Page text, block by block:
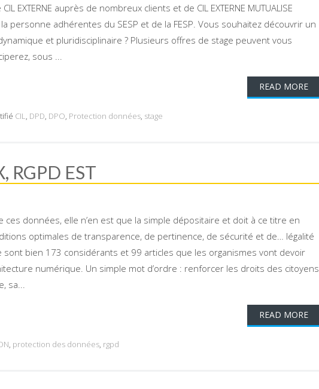
EXTERNE auprès de nombreux clients et de CIL EXTERNE MUTUALISE
personne adhérentes du SESP et de la FESP. Vous souhaitez découvrir un
et pluridisciplinaire ? Plusieurs offres de stage peuvent vous
sous ...
READ MORE
CIL, DPD, DPO, Protection données, stage
RGPD EST
ces données, elle n’en est que la simple dépositaire et doit à ce titre en
optimales de transparence, de pertinence, de sécurité et de… légalité
sont bien 173 considérants et 99 articles que les organismes vont devoir
numérique. Un simple mot d’ordre : renforcer les droits des citoyens
sa...
READ MORE
, protection des données, rgpd